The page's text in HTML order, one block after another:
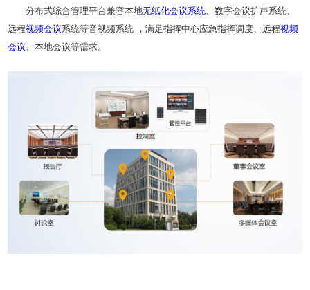
分布式综合管理平台兼容本地无纸化会议系统 、数字会议扩声系统、
远程视频会议系统等音视频系统 ，满足指挥中心应急指挥调度、远程视频
会议 、本地会议等需求。